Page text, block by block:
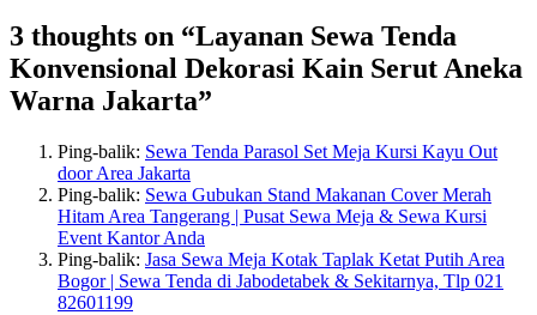
3 thoughts on “Layanan Sewa Tenda
Konvensional Dekorasi Kain Serut Aneka
Warna Jakarta”
Ping-balik: Sewa Tenda Parasol Set Meja Kursi Kayu Out
door Area Jakarta
Ping-balik: Sewa Gubukan Stand Makanan Cover Merah
Hitam Area Tangerang | Pusat Sewa Meja & Sewa Kursi
Event Kantor Anda
Ping-balik: Jasa Sewa Meja Kotak Taplak Ketat Putih Area
Bogor | Sewa Tenda di Jabodetabek & Sekitarnya, Tlp 021
82601199